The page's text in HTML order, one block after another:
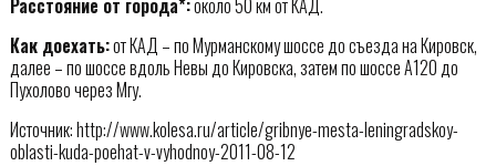
Расстояние от города*:около 50 км от КАД.
Как доехать:от КАД – по Мурманскому шоссе до съезда на Кировск,
далее – по шоссе вдоль Невы до Кировска, затем по шоссе А120 до
Пухолово через Мгу.
Источник: http://www.kolesa.ru/article/gribnye-mesta-leningradskoy-
oblasti-kuda-poehat-v-vyhodnoy-2011-08-12